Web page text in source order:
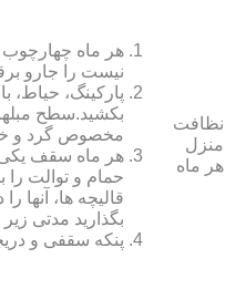
نظافت
منزل
هر ماه
هر ماه
نیست را جارو
پارکینگ، حیاط،
بکشید.سطح
مخصوص گرد و
هر ماه سقف یکی
حمام و توالت را
قالیچه‏ ها، آنها
بگذارید مدتی زیر
پنکه سقفی و